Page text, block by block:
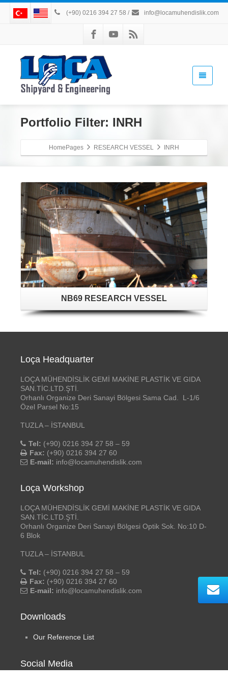
(+90) 0216 394 27 58 / info@locamuhendislik.com
Portfolio Filter: INRH
HomePages RESEARCH VESSEL INRH
NB69 RESEARCH VESSEL
Loça Headquarter
LOÇA MÜHENDİSLİK GEMİ MAKİNE PLASTİK VE GIDA
SAN.TİC.LTD.ŞTİ.
Orhanlı Organize Deri Sanayi Bölgesi Sama Cad. L-1/6
Özel Parsel No:15
TUZLA – İSTANBUL
Tel: (+90) 0216 394 27 58 – 59
Fax: (+90) 0216 394 27 60
E-mail: info@locamuhendislik.com
Loça Workshop
LOÇA MÜHENDİSLİK GEMİ MAKİNE PLASTİK VE GIDA
SAN.TİC.LTD.ŞTİ.
Orhanlı Organize Deri Sanayi Bölgesi Optik Sok. No:10 D-
6 Blok
TUZLA – İSTANBUL
Tel: (+90) 0216 394 27 58 – 59
Fax: (+90) 0216 394 27 60
E-mail: info@locamuhendislik.com
Downloads
Our Reference List
Social Media